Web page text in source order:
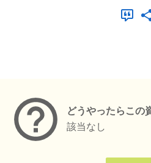
どうやったらこの
該当なし